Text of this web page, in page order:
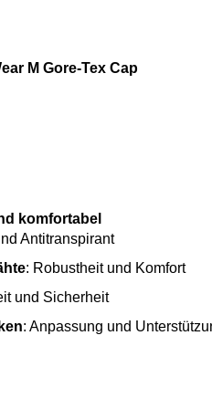
M Gore-Tex Cap
komfortabel
Antitranspirant
: Robustheit und Komfort
und Sicherheit
: Anpassung und